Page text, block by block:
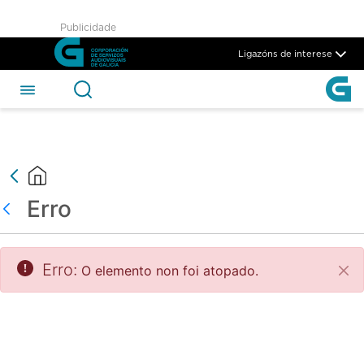
Skip to Main Content
test - CSAG
Publicidade
Ligazóns de interese
Erro
Erro: O elemento non foi atopado.